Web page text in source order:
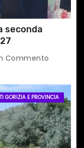
seconda
Commento
GORIZIA E PROVINCIA